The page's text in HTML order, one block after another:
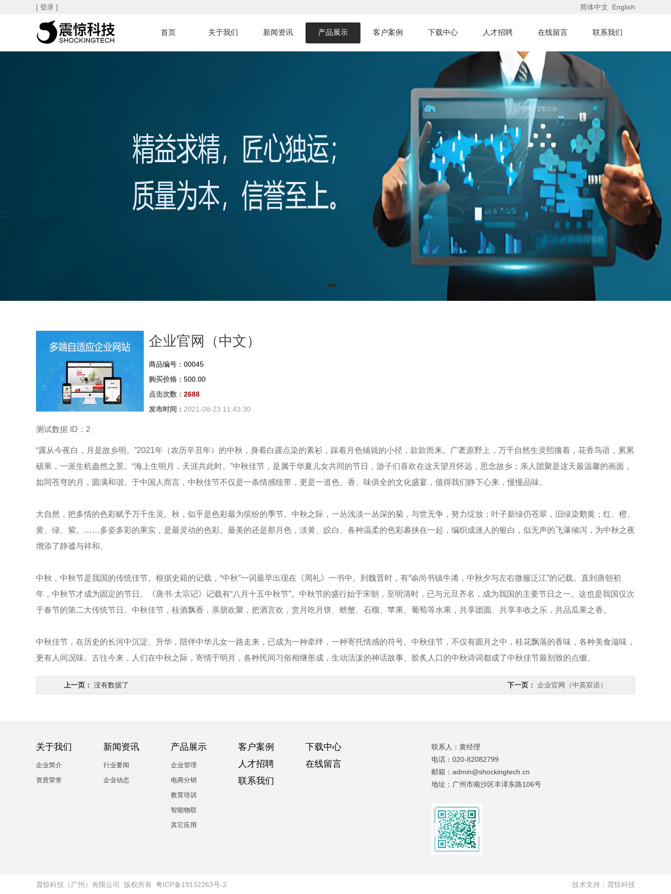
[ 登录 ] 简体中文 English
首页 关于我们 新闻资讯 产品展示 客户案例 下载中心 人才招聘 在线留言 联系我们
企业官网（中文）
商品编号： 00045
购买价格： 500.00
点击次数： 2688
发布时间： 2021-08-23 11:43:30
测试数据 ID：2
“露从今夜白，月是故乡明。”2021年（农历辛丑年）的中秋，身着白露点染的素衫，踩着月色铺就的小径，款款而来。广袤原野上，万千自然生灵熙攘着，花香鸟语，累累
硕果，一派生机盎然之景。“海上生明月，天涯共此时。”中秋佳节，是属于华夏儿女共同的节日，游子们喜欢在这天望月怀远，思念故乡；亲人团聚是这天最温馨的画面，
如同苍穹的月，圆满和谐。于中国人而言，中秋佳节不仅是一条情感纽带，更是一道色、香、味俱全的文化盛宴，值得我们静下心来，慢慢品味。
大自然，把多情的色彩赋予万千生灵。秋，似乎是色彩最为缤纷的季节。中秋之际，一丛浅淡一丛深的菊，与世无争，努力绽放；叶子新绿仍苍翠，旧绿染鹅黄；红、橙、
黄、绿、紫。……多姿多彩的果实，是最灵动的色彩。最美的还是那月色，淡黄、皎白、各种温柔的色彩裹挟在一起，编织成迷人的银白，似无声的飞瀑倾泻，为中秋之夜
增添了静谧与祥和。
中秋，中秋节是我国的传统佳节。根据史籍的记载，“中秋”一词最早出现在《周礼》一书中。到魏晋时，有“谕尚书镇牛淆，中秋夕与左右微服泛江”的记载。直到唐朝初
年，中秋节才成为固定的节日。《唐书·太宗记》记载有“八月十五中秋节”。中秋节的盛行始于宋朝，至明清时，已与元旦齐名，成为我国的主要节日之一。这也是我国仅次
于春节的第二大传统节日。中秋佳节，桂酒飘香，亲朋欢聚，把酒言欢，赏月吃月饼、螃蟹、石榴、苹果、葡萄等水果，共享团圆、共享丰收之乐，共品瓜果之香。
中秋佳节，在历史的长河中沉淀、升华，陪伴中华儿女一路走来，已成为一种牵绊，一种寄托情感的符号。中秋佳节，不仅有圆月之中，桂花飘落的香味，各种美食滋味，
更有人间况味。古往今来，人们在中秋之际，寄情于明月，各种民间习俗相继形成，生动活泼的神话故事、脍炙人口的中秋诗词都成了中秋佳节最别致的点缀。
上一页： 没有数据了 下一页： 企业官网（中英双语）
关于我们
企业简介
资质荣誉
新闻资讯
行业要闻
企业动态
产品展示
企业管理
电商分销
教育培训
智能物联
其它应用
客户案例
下载中心
人才招聘
在线留言
联系我们
联系人： 黄经理
电话： 020-82082799
邮箱： admin@shockingtech.cn
地址： 广州市南沙区丰泽东路106号
技术支持： 震惊科技
震惊科技（广州）有限公司 版权所有 粤ICP备19132263号-2